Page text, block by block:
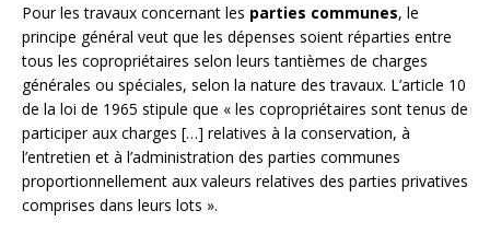
Pour les travaux concernant les parties communes, le
principe général veut que les dépenses soient réparties entre
tous les copropriétaires selon leurs tantièmes de charges
générales ou spéciales, selon la nature des travaux. L’article 10
de la loi de 1965 stipule que « les copropriétaires sont tenus de
participer aux charges […] relatives à la conservation, à
l’entretien et à l’administration des parties communes
proportionnellement aux valeurs relatives des parties privatives
comprises dans leurs lots ».